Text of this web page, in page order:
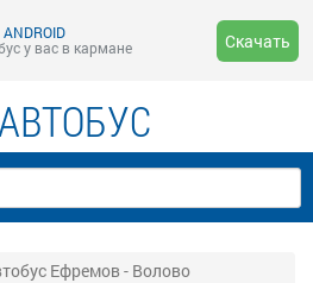
у вас в кармане
Скачать
Ефремов - Волово